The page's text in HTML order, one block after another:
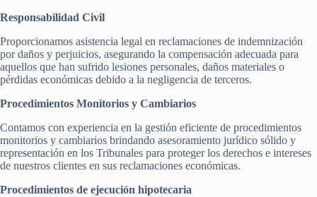
Responsabilidad Civil
Proporcionamos asistencia legal en reclamaciones de indemnización
por daños y perjuicios, asegurando la compensación adecuada para
aquellos que han sufrido lesiones personales, daños materiales o
pérdidas económicas debido a la negligencia de terceros.
Procedimientos Monitorios y Cambiarios
Contamos con experiencia en la gestión eficiente de procedimientos
monitorios y cambiarios brindando asesoramiento jurídico sólido y
representación en los Tribunales para proteger los derechos e intereses
de nuestros clientes en sus reclamaciones económicas.
Procedimientos de ejecución hipotecaria